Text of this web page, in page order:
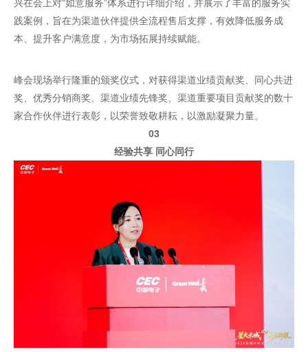
兴在会上对“如意服务”体系进行详细介绍，并展示了丰富的服务实
践案例，旨在为渠道伙伴提供全流程售后支撑，有效降低服务成
本、提升客户满意度，为市场拓展持续赋能。
峰会现场举行隆重的颁奖仪式，对获得渠道业绩贡献奖、同心共进
奖、优秀分销商奖、渠道业绩先锋奖、渠道重要项目贡献奖的数十
家合作伙伴进行表彰，以荣誉致敬耕耘，以激励凝聚力量。
03
经验共享 同心同行